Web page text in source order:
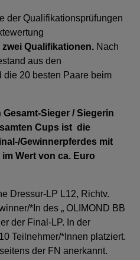
der Qualifikationsprüfungen
Qualifikationen. Nach
aus den
20 besten Paare beim
Sieger / Siegerin
Cups ist die
Gewinnerpferdes mit
Wert von ca. Euro
Dressur-LP L12, Richtv.
*In des „ OLIMOND BB
der Final-LP. In der
Teilnehmer/*Innen platziert.
der FN anerkannt.